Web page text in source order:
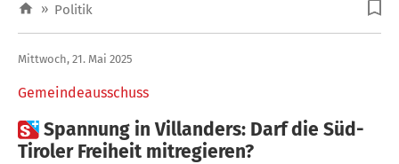
» Politik
Gemeindeausschuss
Mittwoch, 21. Mai 2025
Spannung in Villanders: Darf die Süd-
Tiroler Freiheit mitregieren?